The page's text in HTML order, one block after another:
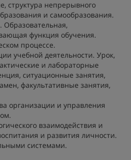
структура непрерывного
и самообразования.
Образовательная,
функция обучения.
процессе.
учебной деятельности. Урок,
и лабораторные
ситуационные занятия,
факультативные занятия,
организации и управления
взаимодействия и
и развития личности.
системами.